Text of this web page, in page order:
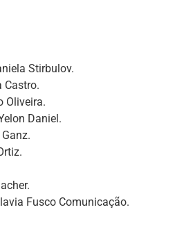
Stirbulov.
Castro.
Oliveira.
Daniel.
Fusco Comunicação.